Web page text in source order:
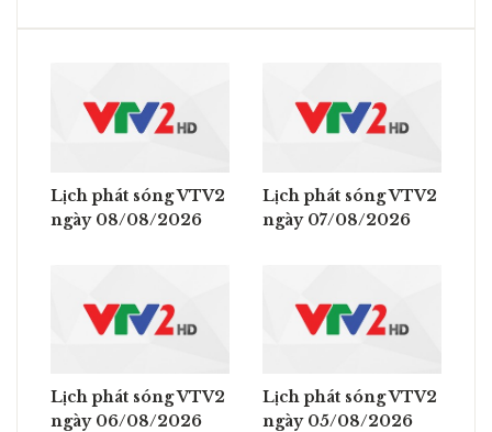
Lịch phát sóng VTV2
ngày 08/08/2026
Lịch phát sóng VTV2
ngày 07/08/2026
Lịch phát sóng VTV2
ngày 06/08/2026
Lịch phát sóng VTV2
ngày 05/08/2026